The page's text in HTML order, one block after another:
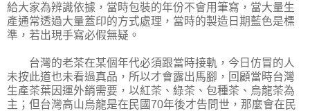
給大家為辨識依據，當時包裝的年份不會用筆寫，當大量生
產通常透過大量蓋印的方式處理，當時的製造日期藍色是標
準，若出現手寫必假無疑。
台灣的老茶在某個年代必須跟當時接軌，今日仿冒的人
未按此道也未看過真品，所以才會露出馬腳，回顧當時台灣
生產茶葉因運外銷需要，以紅茶、綠茶、包種茶、烏龍茶為
主；但台灣高山烏龍是在民國70年後才告問世，那麼會在民